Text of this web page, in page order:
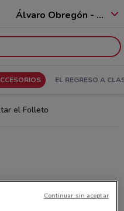
Álvaro Obregón - 01520
EL REGRESO A
el Folleto
Continuar sin aceptar